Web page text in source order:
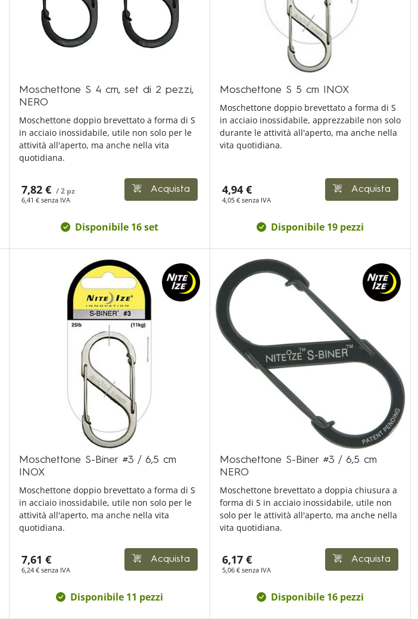
Moschettone S 4 cm, set di 2 pezzi,
NERO
Moschettone doppio brevettato a forma di S
in acciaio inossidabile, utile non solo per le
attività all'aperto, ma anche nella vita
quotidiana.
7,82 € / 2 pz
6,41 € senza IVA
Acquista
Disponibile 16 set
Moschettone S 5 cm INOX
Moschettone doppio brevettato a forma di S
in acciaio inossidabile, apprezzabile non solo
durante le attività all'aperto, ma anche nella
vita quotidiana.
4,94 €
4,05 € senza IVA
Acquista
Disponibile 19 pezzi
Moschettone S-Biner #3 / 6,5 cm
INOX
Moschettone doppio brevettato a forma di S
in acciaio inossidabile, utile non solo per le
attività all'aperto, ma anche nella vita
quotidiana.
7,61 €
6,24 € senza IVA
Acquista
Disponibile 11 pezzi
Moschettone S-Biner #3 / 6,5 cm
NERO
Moschettone brevettato a doppia chiusura a
forma di S in acciaio inossidabile, utile non
solo per le attività all'aperto, ma anche nella
vita quotidiana.
6,17 €
5,06 € senza IVA
Acquista
Disponibile 16 pezzi